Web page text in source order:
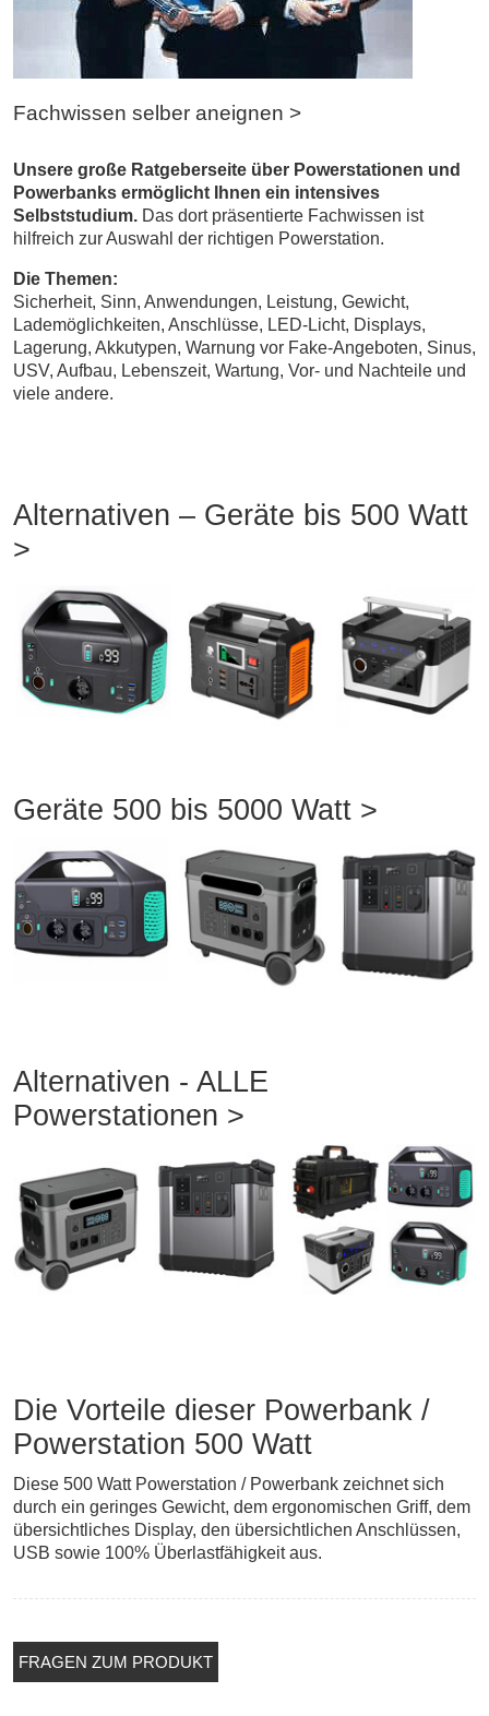
Fachwissen selber aneignen >
Unsere große Ratgeberseite über Powerstationen und
Powerbanks ermöglicht Ihnen ein intensives
Selbststudium. Das dort präsentierte Fachwissen ist
hilfreich zur Auswahl der richtigen Powerstation.
Die Themen:
Sicherheit, Sinn, Anwendungen, Leistung, Gewicht,
Lademöglichkeiten, Anschlüsse, LED-Licht, Displays,
Lagerung, Akkutypen, Warnung vor Fake-Angeboten, Sinus,
USV, Aufbau, Lebenszeit, Wartung, Vor- und Nachteile und
viele andere.
Alternativen – Geräte bis 500 Watt
>
Geräte 500 bis 5000 Watt >
Alternativen - ALLE
Powerstationen >
Die Vorteile dieser Powerbank /
Powerstation 500 Watt
Diese 500 Watt Powerstation / Powerbank zeichnet sich
durch ein geringes Gewicht, dem ergonomischen Griff, dem
übersichtliches Display, den übersichtlichen Anschlüssen,
USB sowie 100% Überlastfähigkeit aus.
FRAGEN ZUM PRODUKT